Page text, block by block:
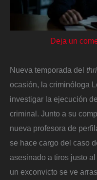
Deja un
Nueva temporada del
ocasión, la criminóloga
investigar la ejecución
criminal. Junto a su
nueva profesora de
se hace cargo del caso
asesinado a tiros justo
un exconvicto se ve